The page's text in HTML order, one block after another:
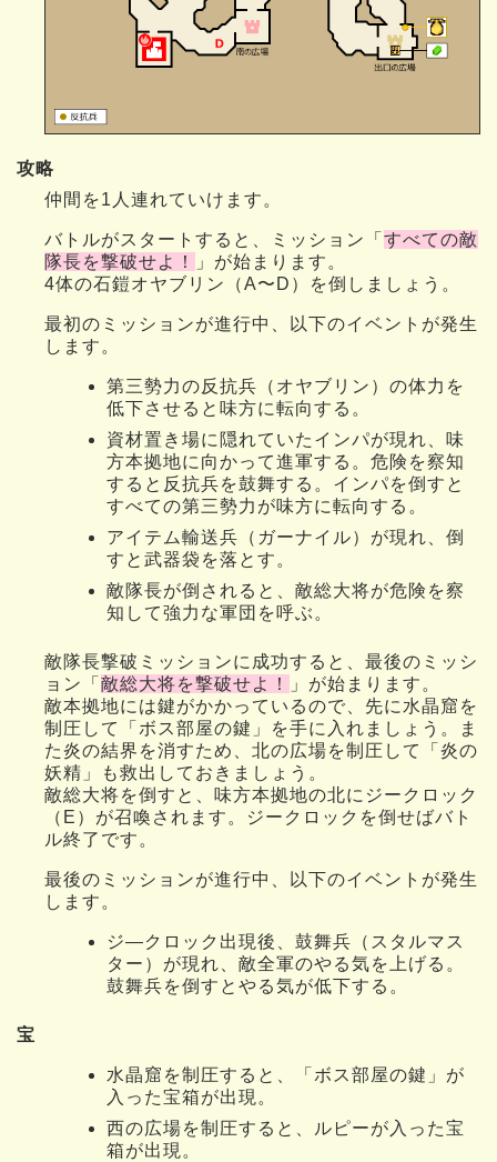
攻略
仲間を1人連れていけます。
バトルがスタートすると、ミッション「 すべての敵
隊長を撃破せよ！
」が始まります。
4体の石鎧オヤブリン（A〜D）を倒しましょう。
最初のミッションが進行中、以下のイベントが発生
します。
第三勢力の反抗兵（オヤブリン）の体力を
低下させると味方に転向する。
資材置き場に隠れていたインパが現れ、味
方本拠地に向かって進軍する。危険を察知
すると反抗兵を鼓舞する。インパを倒すと
すべての第三勢力が味方に転向する。
アイテム輸送兵（ガーナイル）が現れ、倒
すと武器袋を落とす。
敵隊長が倒されると、敵総大将が危険を察
知して強力な軍団を呼ぶ。
敵隊長撃破ミッションに成功すると、最後のミッシ
ョン「 敵総大将を撃破せよ！
」が始まります。
敵本拠地には鍵がかかっているので、先に水晶窟を
制圧して「ボス部屋の鍵」を手に入れましょう。ま
た炎の結界を消すため、北の広場を制圧して「炎の
妖精」も救出しておきましょう。
敵総大将を倒すと、味方本拠地の北にジークロック
（E）が召喚されます。ジークロックを倒せばバト
ル終了です。
最後のミッションが進行中、以下のイベントが発生
します。
ジ—クロック出現後、鼓舞兵（スタルマス
ター）が現れ、敵全軍のやる気を上げる。
鼓舞兵を倒すとやる気が低下する。
宝
水晶窟を制圧すると、「ボス部屋の鍵」が
入った宝箱が出現。
西の広場を制圧すると、ルピーが入った宝
箱が出現。